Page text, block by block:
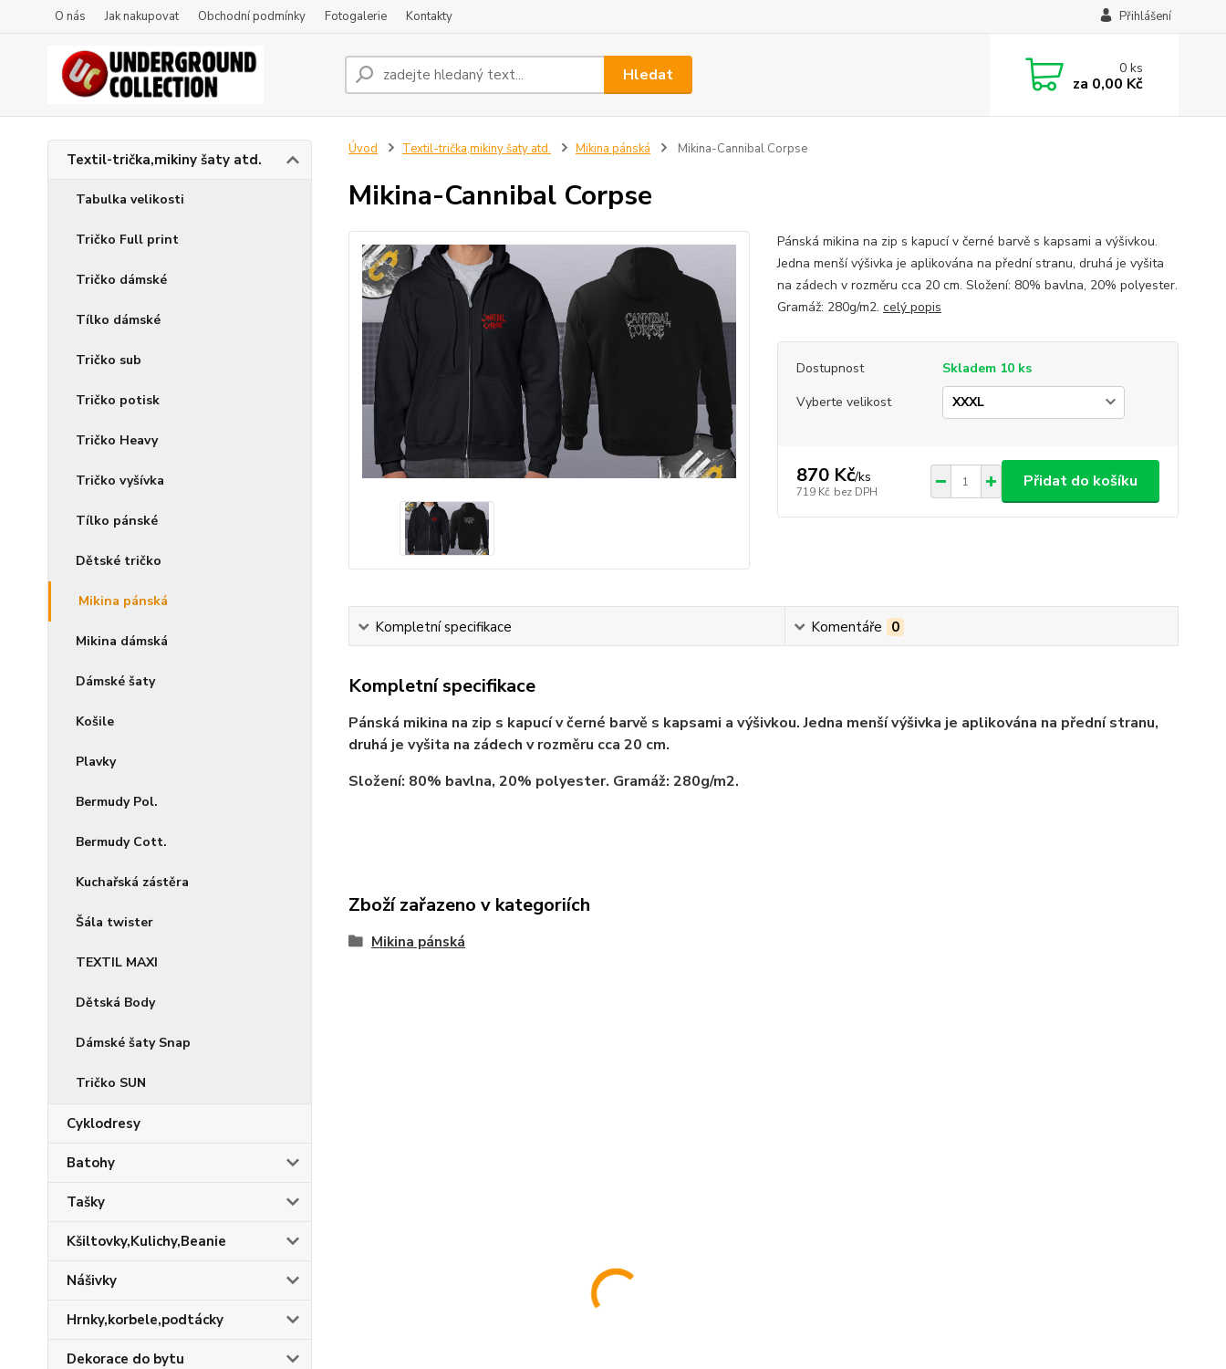
O nás Jak nakupovat Obchodní podmínky Fotogalerie Kontakty Přihlášení
Hledat 0ks
za 0,00 Kč
Textil-trička,mikiny šaty atd.
Tabulka velikosti
Tričko Full print
Tričko dámské
Tílko dámské
Tričko sub
Tričko potisk
Tričko Heavy
Tričko vyšívka
Tílko pánské
Dětské tričko
Mikina pánská
Mikina dámská
Dámské šaty
Košile
Plavky
Bermudy Pol.
Bermudy Cott.
Kuchařská zástěra
Šála twister
TEXTIL MAXI
Dětská Body
Dámské šaty Snap
Tričko SUN
Cyklodresy
Batohy
Tašky
Kšiltovky,Kulichy,Beanie
Nášivky
Hrnky,korbele,podtácky
Dekorace do bytu
Úvod Textil-trička,mikiny šaty atd. Mikina pánská Mikina-Cannibal Corpse
Mikina-Cannibal Corpse
Pánská mikina na zip s kapucí v černé barvě s kapsami a výšivkou.
Jedna menší výšivka je aplikována na přední stranu, druhá je vyšita
na zádech v rozměru cca 20 cm. Složení: 80% bavlna, 20% polyester.
Gramáž: 280g/m2. celý popis
Dostupnost
Skladem 10 ks
Vyberte velikost
870 Kč/ks
719 Kč bez DPH
Přidat do košíku
Kompletní specifikace Komentáře 0
Kompletní specifikace
Pánská mikina na zip s kapucí v černé barvě s kapsami a výšivkou. Jedna menší výšivka je aplikována na přední stranu,
druhá je vyšita na zádech v rozměru cca 20 cm.
Složení: 80% bavlna, 20% polyester. Gramáž: 280g/m2.
Zboží zařazeno v kategoriích
Mikina pánská